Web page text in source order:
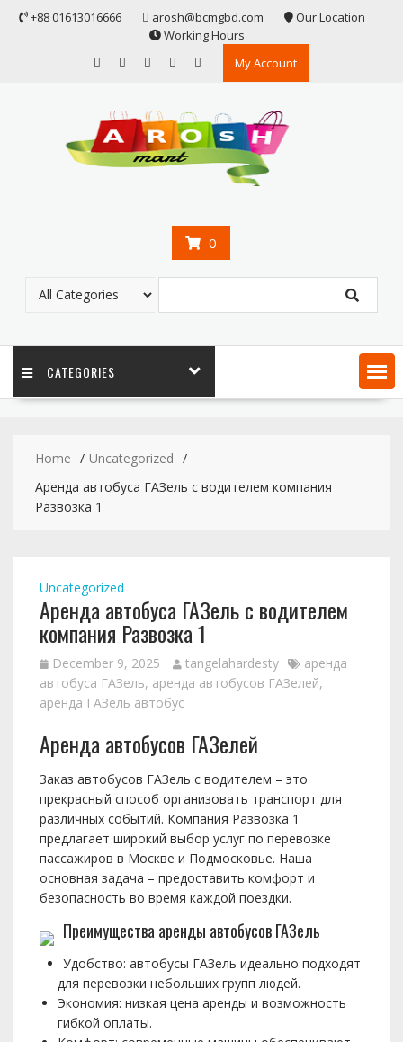
Skip +88 01613016666 arosh@bcmgbd.com
Our Location
Working Hours
My Account
0
CATEGORIES
Home
Uncategorized
Аренда автобуса ГАЗель с водителем компания
Развозка 1
Uncategorized
Аренда автобуса ГАЗель с водителем
компания Развозка 1
December 9, 2025 tangelahardesty
аренда
автобуса ГАЗель, аренда автобусов ГАЗелей,
аренда ГАЗель автобус
Аренда автобусов ГАЗелей
Заказ автобусов ГАЗель с водителем – это
прекрасный способ организовать транспорт для
различных событий. Компания Развозка 1
предлагает широкий выбор услуг по перевозке
пассажиров в Москве и Подмосковье. Наша
основная задача – предоставить комфорт и
безопасность во время каждой поездки.
Преимущества аренды автобусов ГАЗель
Удобство: автобусы ГАЗель идеально подходят
для перевозки небольших групп людей.
Экономия: низкая цена аренды и возможность
гибкой оплаты.